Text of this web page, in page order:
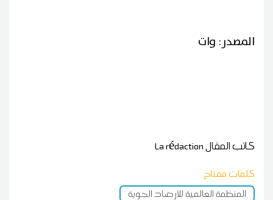
المصدر: وات
كاتب المقالLa rédaction
كلمات مفتاح
المنظمة العالمية للأرصاد الجوية